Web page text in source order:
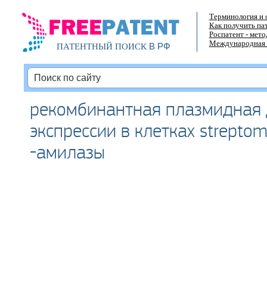
ПАТЕНТНЫЙ ПОИСКВ РФ
Терминология и
Как получить
Роспатент -
Международная
рекомбинантная плазмидная
экспрессии в клетках
-амилазы